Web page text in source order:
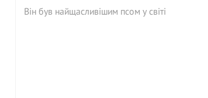
Він був найщасливішим псом у світі